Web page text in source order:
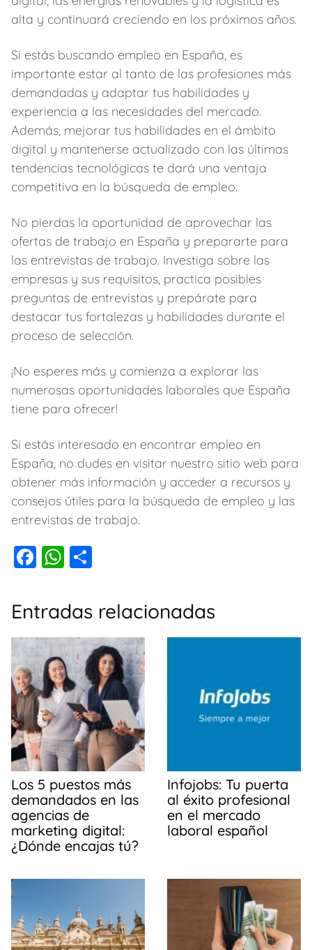
alta y continuará creciendo en los próximos años.
Si estás buscando empleo en España, es
importante estar al tanto de las profesiones más
demandadas y adaptar tus habilidades y
experiencia a las necesidades del mercado.
Además, mejorar tus habilidades en el ámbito
digital y mantenerse actualizado con las últimas
tendencias tecnológicas te dará una ventaja
competitiva en la búsqueda de empleo.
No pierdas la oportunidad de aprovechar las
ofertas de trabajo en España y prepararte para
las entrevistas de trabajo. Investiga sobre las
empresas y sus requisitos, practica posibles
preguntas de entrevistas y prepárate para
destacar tus fortalezas y habilidades durante el
proceso de selección.
¡No esperes más y comienza a explorar las
numerosas oportunidades laborales que España
tiene para ofrecer!
Si estás interesado en encontrar empleo en
España, no dudes en visitar nuestro sitio web para
obtener más información y acceder a recursos y
consejos útiles para la búsqueda de empleo y las
entrevistas de trabajo.
F
c
e
b
o
o
k
W
at
s
A
p
p
m
p
ar
tir
Entradas relacionadas
Los 5 puestos más
demandados en las
agencias de
marketing digital:
¿Dónde encajas tú?
Infojobs: Tu puerta
al éxito profesional
en el mercado
laboral español